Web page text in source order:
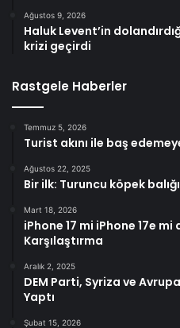
Ağustos 9, 2026
Haluk Levent’in
krizi geçirdi
Rastgele Haberler
Temmuz 5, 2026
Turist akını ile baş
Ağustos 22, 2025
Bir ilk: Turuncu köpek
Mart 18, 2026
iPhone 17 mi iPhone 17e
Karşılaştırma
Aralık 2, 2025
DEM Parti, Syriza ve
Yaptı
Şubat 15, 2026